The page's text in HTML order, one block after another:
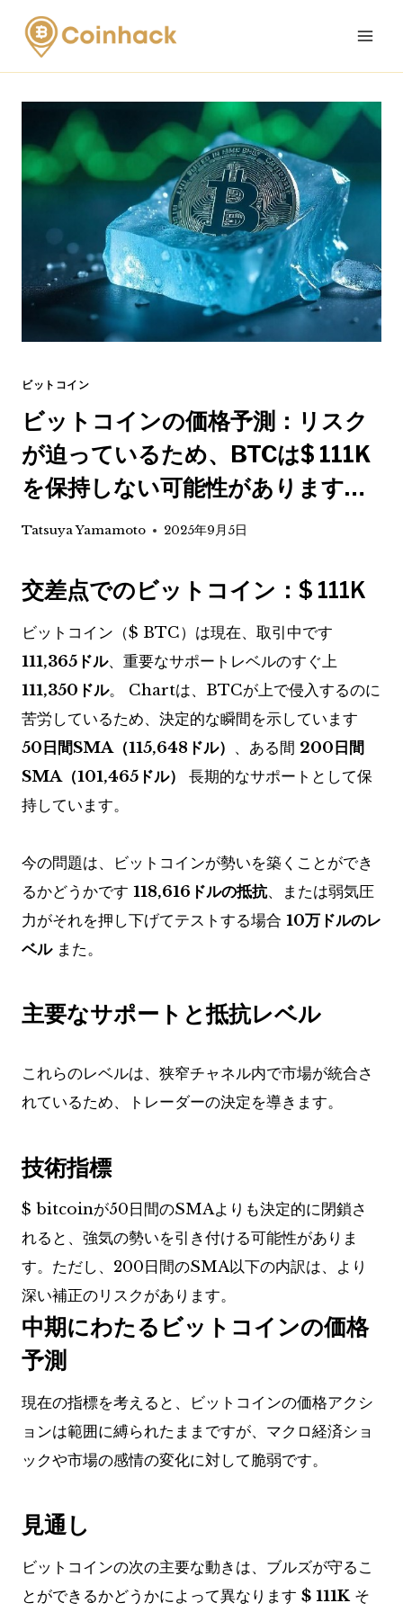
Skip
content
ビットコイン
ビットコインの価格予測：リスク
が迫っているため、BTCは$ 111K
を保持しない可能性があります…
Tatsuya Yamamoto 2025年9月5日
交差点でのビットコイン：$ 111K
ビットコイン（$ BTC）は現在、取引中です
111,365ドル、重要なサポートレベルのすぐ上
111,350ドル。 Chartは、BTCが上で侵入するのに
苦労しているため、決定的な瞬間を示しています
50日間SMA（115,648ドル） 、ある間 200日間
SMA（101,465ドル）
長期的なサポートとして保
持しています。
今の問題は、ビットコインが勢​​いを築くことができ
るかどうかです 118,616ドルの抵抗、または弱気圧
力がそれを押し下げてテストする場合 10万ドルのレ
ベルまた。
主要なサポートと抵抗レベル
これらのレベルは、狭窄チャネル内で市場が統合さ
れているため、トレーダーの決定を導きます。
技術指標
$ bitcoinが50日間のSMAよりも決定的に閉鎖さ
れると、強気の勢いを引き付ける可能性がありま
す。ただし、200日間のSMA以下の内訳は、より
深い補正のリスクがあります。
中期にわたるビットコインの価格
予測
現在の指標を考えると、ビットコインの価格アクシ
ョンは範囲に縛られたままですが、マクロ経済ショ
ックや市場の感情の変化に対して脆弱です。
見通し
ビットコインの次の主要な動きは、ブルズが守るこ
とができるかどうかによって異なります $ 111Kそ